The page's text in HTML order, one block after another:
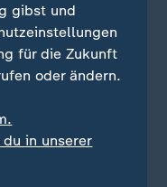
Erfolg
Hachi Bu". Das
der man immer nur
Hunger mehr
Diese Methode ist
und besagt, dass
gibst und
für die Zukunft
oder ändern.
in unserer